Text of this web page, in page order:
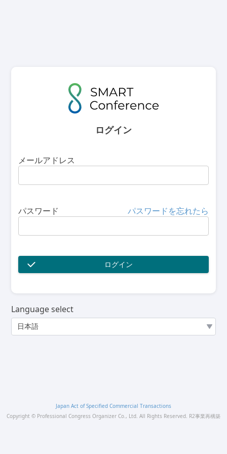
ログイン
メールアドレス
パスワード パスワードを忘れたら
ログイン
Language select
Japan Act of Specified Commercial Transactions
Copyright © Professional Congress Organizer Co., Ltd. All Rights Reserved. R2事業再構築